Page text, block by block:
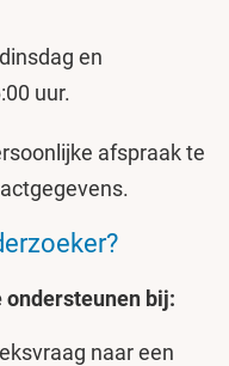
en
uur.
afspraak te
ondersteunen bij:
naar een